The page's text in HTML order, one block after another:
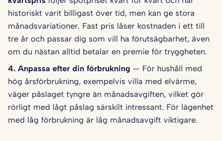
historiskt varit billigast över tid, men kan ge stora
månadsvariationer. Fast pris låser kostnaden i ett till
tre år och passar dig som vill ha förutsägbarhet, även
om du nästan alltid betalar en premie för tryggheten.
4. Anpassa efter din förbrukning — För hushåll med
hög årsförbrukning, exempelvis villa med elvärme,
väger påslaget tyngre än månadsavgiften, vilket gör
rörligt med lågt påslag särskilt intressant. För lägenhet
med låg förbrukning är låg månadsavgift viktigare.